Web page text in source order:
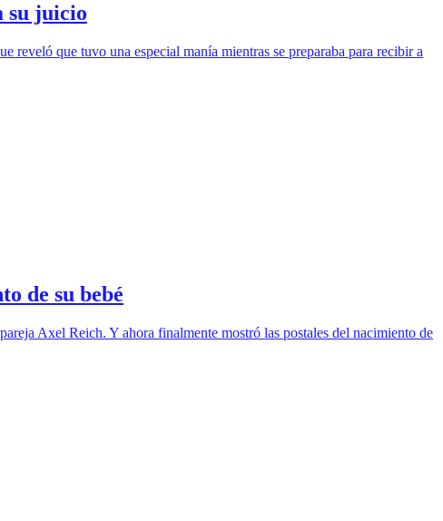
su juicio
que tuvo una especial manía mientras se preparaba para recibir a
de su bebé
Axel Reich. Y ahora finalmente mostró las postales del nacimiento de